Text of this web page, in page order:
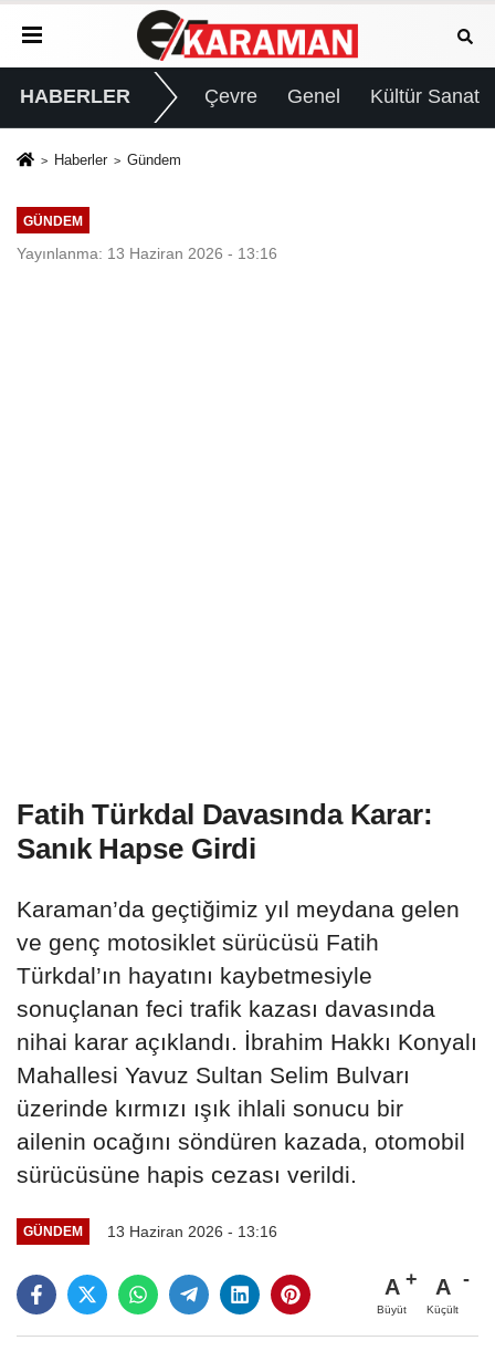
HABERLER Çevre Genel Kültür Sanat
Haberler Gündem
GÜNDEM
Yayınlanma: 13 Haziran 2026 - 13:16
Fatih Türkdal Davasında Karar:
Sanık Hapse Girdi
Karaman’da geçtiğimiz yıl meydana gelen
ve genç motosiklet sürücüsü Fatih
Türkdal’ın hayatını kaybetmesiyle
sonuçlanan feci trafik kazası davasında
nihai karar açıklandı. İbrahim Hakkı Konyalı
Mahallesi Yavuz Sultan Selim Bulvarı
üzerinde kırmızı ışık ihlali sonucu bir
ailenin ocağını söndüren kazada, otomobil
sürücüsüne hapis cezası verildi.
GÜNDEM 13 Haziran 2026 - 13:16
A
Büyüt
A
Küçült